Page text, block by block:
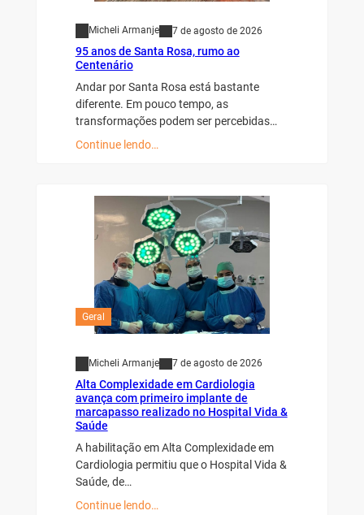
Micheli Armanje 7 de agosto de 2026
95 anos de Santa Rosa, rumo ao
Centenário
Andar por Santa Rosa está bastante
diferente. Em pouco tempo, as
transformações podem ser percebidas…
Continue lendo…
Geral
Micheli Armanje 7 de agosto de 2026
Alta Complexidade em Cardiologia
avança com primeiro implante de
marcapasso realizado no Hospital Vida &
Saúde
A habilitação em Alta Complexidade em
Cardiologia permitiu que o Hospital Vida &
Saúde, de…
Continue lendo…